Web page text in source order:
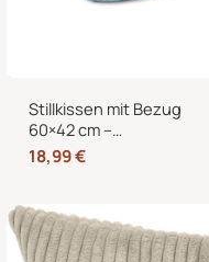
Stillkissen mit Bezug
60×42 cm –
Schwangerschaftskissen
& Seitenschläferkissen
waschbarem Bezug und
weicher Füllung
18,99€